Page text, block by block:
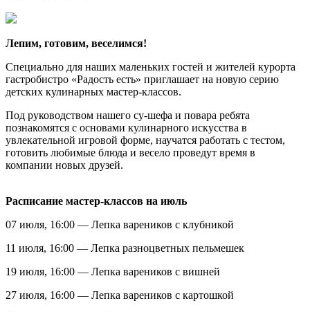
Лепим, готовим, веселимся!
Специально для наших маленьких гостей и жителей курорта
гастробистро «Радость есть» приглашает на новую серию
детских кулинарных мастер-классов.
Под руководством нашего су-шефа и повара ребята
познакомятся с основами кулинарного искусства в
увлекательной игровой форме, научатся работать с тестом,
готовить любимые блюда и весело проведут время в
компании новых друзей.
Расписание мастер-классов на июль
07 июля, 16:00 — Лепка вареников с клубникой
11 июля, 16:00 — Лепка разноцветных пельмешек
19 июля, 16:00 — Лепка вареников с вишней
27 июля, 16:00 — Лепка вареников с картошкой